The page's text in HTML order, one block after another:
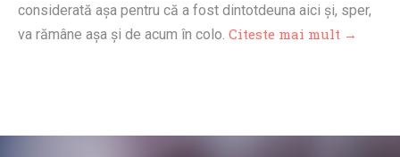
considerată așa pentru că a fost dintotdeuna aici și, sper,
va rămâne așa și de acum în colo. Citeste mai mult →